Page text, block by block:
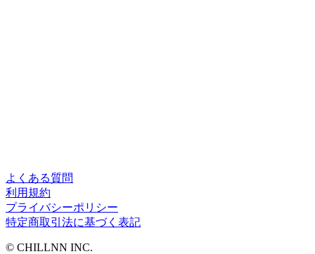
よくある質問
利用規約
プライバシーポリシー
特定商取引法に基づく表記
©︎ CHILLNN INC.